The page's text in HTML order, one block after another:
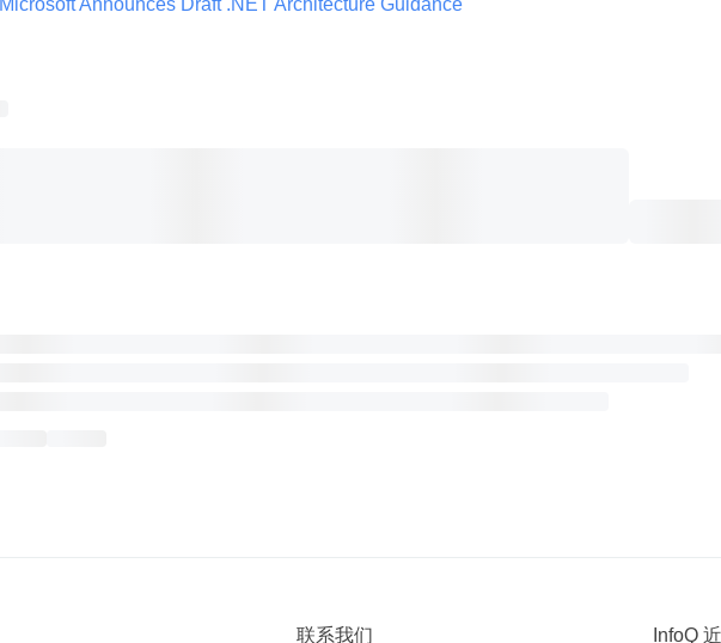
Microsoft Announces Draft .NET Architecture Guidance
联系我们 InfoQ